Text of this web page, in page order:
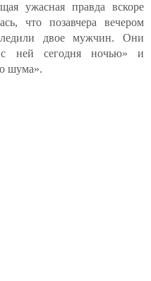
ужасная правда вскоре
что позавчера вечером
двое мужчин. Они
с ней сегодня ночью» и
шума».